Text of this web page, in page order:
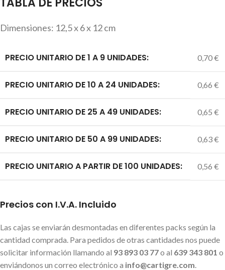
Dimensiones: 12,5 x 6 x 12 cm
PRECIO UNITARIO DE 1 A 9 UNIDADES: 0,70 €
PRECIO UNITARIO DE 10 A 24 UNIDADES: 0,66 €
PRECIO UNITARIO DE 25 A 49 UNIDADES: 0,65 €
PRECIO UNITARIO DE 50 A 99 UNIDADES: 0,63 €
PRECIO UNITARIO A PARTIR DE 100 UNIDADES: 0,56 €
Precios con I.V.A. Incluido
Las cajas se enviarán desmontadas en diferentes packs según la
cantidad comprada. Para pedidos de otras cantidades nos puede
solicitar información llamando al 93 893 03 77o al 639 343 801 o
enviándonos un correo electrónico a info@cartigre.com.